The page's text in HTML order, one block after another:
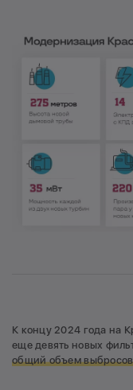
К концу 2024 года на
еще девять новых
общий объем